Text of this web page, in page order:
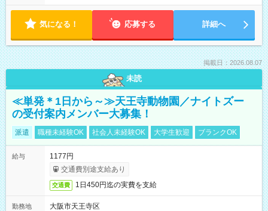
気になる！ 応募する 詳細へ
掲載日：2026.08.07
未読
≪単発＊1日から～≫天王寺動物園／ナイトズー
の受付案内メンバー大募集！
派遣 職種未経験OK 社会人未経験OK 大学生歓迎 ブランクOK
給与
1177円
交通費別途支給あり
交通費 1日450円迄の実費を支給
勤務地
大阪市天王寺区